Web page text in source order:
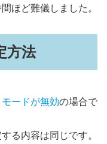
ほど難儀しました。
方法
ードが無効の場合で
る内容は同じです。